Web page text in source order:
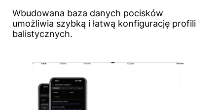
Wbudowana baza danych pocisków
umożliwia szybką i łatwą konfigurację profili
balistycznych.